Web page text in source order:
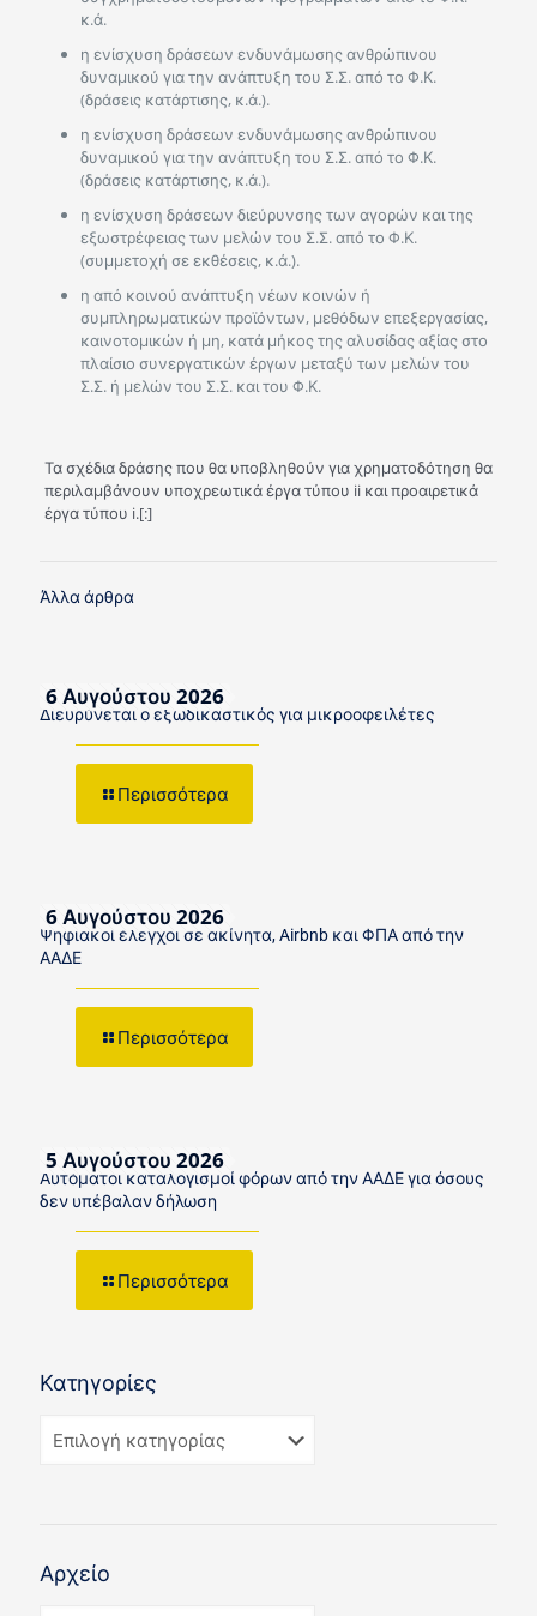
κ.ά.
η ενίσχυση δράσεων ενδυνάμωσης ανθρώπινου
δυναμικού για την ανάπτυξη του Σ.Σ. από το Φ.Κ.
(δράσεις κατάρτισης, κ.ά.).
η ενίσχυση δράσεων ενδυνάμωσης ανθρώπινου
δυναμικού για την ανάπτυξη του Σ.Σ. από το Φ.Κ.
(δράσεις κατάρτισης, κ.ά.).
η ενίσχυση δράσεων διεύρυνσης των αγορών και της
εξωστρέφειας των μελών του Σ.Σ. από το Φ.Κ.
(συμμετοχή σε εκθέσεις, κ.ά.).
η από κοινού ανάπτυξη νέων κοινών ή
συμπληρωματικών προϊόντων, μεθόδων επεξεργασίας,
καινοτομικών ή μη, κατά μήκος της αλυσίδας αξίας στο
πλαίσιο συνεργατικών έργων μεταξύ των μελών του
Σ.Σ. ή μελών του Σ.Σ. και του Φ.Κ.
Τα σχέδια δράσης που θα υποβληθούν για χρηματοδότηση θα
περιλαμβάνουν υποχρεωτικά έργα τύπου ii και προαιρετικά
έργα τύπου i.[:]
Άλλα άρθρα
6 Αυγούστου 2026
Διευρύνεται ο εξωδικαστικός για μικροοφειλέτες
Περισσότερα
6 Αυγούστου 2026
Ψηφιακοί έλεγχοι σε ακίνητα, Airbnb και ΦΠΑ από την
ΑΑΔΕ
Περισσότερα
5 Αυγούστου 2026
Αυτόματοι καταλογισμοί φόρων από την ΑΑΔΕ για όσους
δεν υπέβαλαν δήλωση
Περισσότερα
Κατηγορίες
Αρχείο